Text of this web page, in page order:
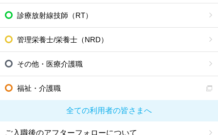
診療放射線技師（RT）
管理栄養士/栄養士（NRD）
その他・医療介護職
福祉・介護職
全ての利用者の皆さまへ
ご入職後のアフターフォローについて